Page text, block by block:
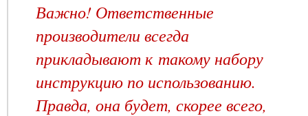
Важно! Ответственные
производители всегда
прикладывают к такому набору
инструкцию по использованию.
Правда, она будет, скорее всего,